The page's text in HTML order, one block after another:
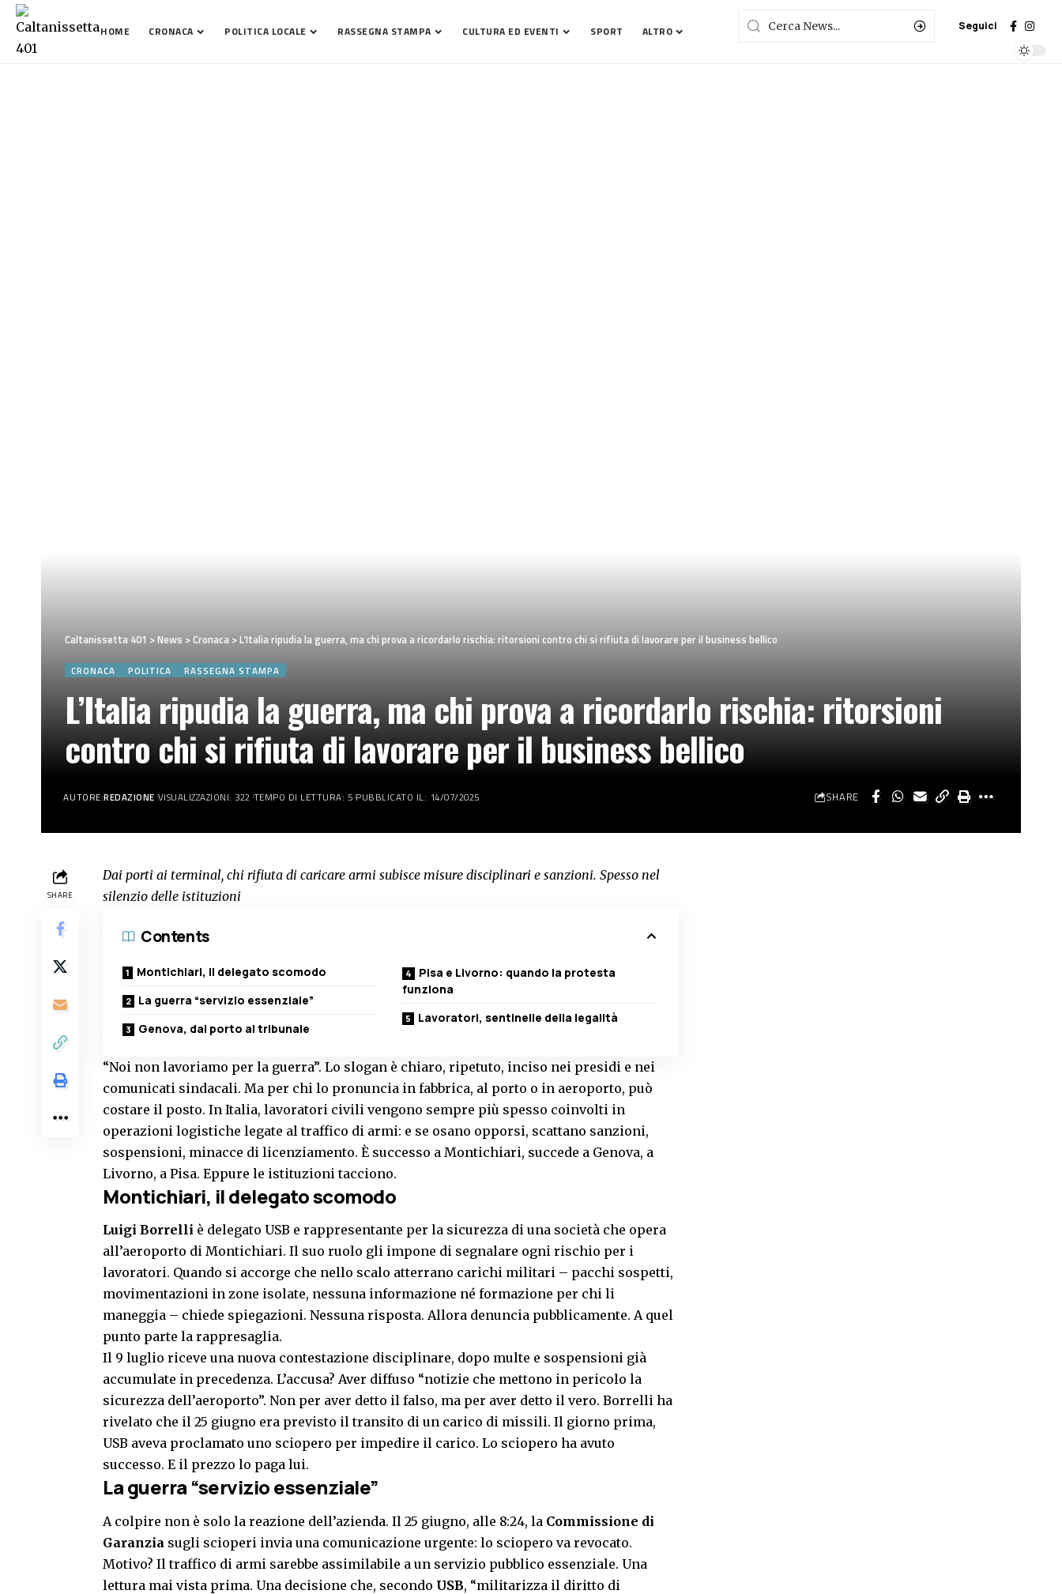
HOME CRONACA POLITICA LOCALE RASSEGNA STAMPA CULTURA ED EVENTI SPORT ALTRO Seguici
Caltanissetta 401 >News >Cronaca >L’Italia ripudia la guerra, ma chi prova a ricordarlo rischia: ritorsioni contro chi si rifiuta di lavorare per il business bellico
CRONACA POLITICA RASSEGNA STAMPA
L’Italia ripudia la guerra, ma chi prova a ricordarlo rischia: ritorsioni
contro chi si rifiuta di lavorare per il business bellico
AUTORE:REDAZIONE VISUALIZZAZIONI: 322 TEMPO DI LETTURA: 5 PUBBLICATO IL: 14/07/2025 SHARE
SHARE
Dai porti ai terminal, chi rifiuta di caricare armi subisce misure disciplinari e sanzioni. Spesso nel
silenzio delle istituzioni
Contents
Montichiari, il delegato scomodo
La guerra “servizio essenziale”
Genova, dal porto al tribunale
Pisa e Livorno: quando la protesta
funziona
Lavoratori, sentinelle della legalità
“Noi non lavoriamo per la guerra”. Lo slogan è chiaro, ripetuto, inciso nei presidi e nei
comunicati sindacali. Ma per chi lo pronuncia in fabbrica, al porto o in aeroporto, può
costare il posto. In Italia, lavoratori civili vengono sempre più spesso coinvolti in
operazioni logistiche legate al traffico di armi: e se osano opporsi, scattano sanzioni,
sospensioni, minacce di licenziamento. È successo a Montichiari, succede a Genova, a
Livorno, a Pisa. Eppure le istituzioni tacciono.
Montichiari, il delegato scomodo
Luigi Borrelli è delegato USB e rappresentante per la sicurezza di una società che opera
all’aeroporto di Montichiari. Il suo ruolo gli impone di segnalare ogni rischio per i
lavoratori. Quando si accorge che nello scalo atterrano carichi militari – pacchi sospetti,
movimentazioni in zone isolate, nessuna informazione né formazione per chi li
maneggia – chiede spiegazioni. Nessuna risposta. Allora denuncia pubblicamente. A quel
punto parte la rappresaglia.
Il 9 luglio riceve una nuova contestazione disciplinare, dopo multe e sospensioni già
accumulate in precedenza. L’accusa? Aver diffuso “notizie che mettono in pericolo la
sicurezza dell’aeroporto”. Non per aver detto il falso, ma per aver detto il vero. Borrelli ha
rivelato che il 25 giugno era previsto il transito di un carico di missili. Il giorno prima,
USB aveva proclamato uno sciopero per impedire il carico. Lo sciopero ha avuto
successo. E il prezzo lo paga lui.
La guerra “servizio essenziale”
A colpire non è solo la reazione dell’azienda. Il 25 giugno, alle 8:24, la Commissione di
Garanzia sugli scioperi invia una comunicazione urgente: lo sciopero va revocato.
Motivo? Il traffico di armi sarebbe assimilabile a un servizio pubblico essenziale. Una
lettura mai vista prima. Una decisione che, secondo USB, “militarizza il diritto di